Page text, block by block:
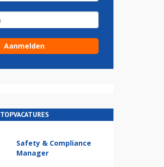
TOPVACATURES
Safety & Compliance
Manager